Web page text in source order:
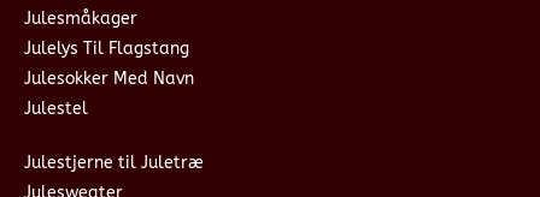
Julesmåkager
Julelys Til Flagstang
Julesokker Med Navn
Julestel
Julestjerne til Juletræ
Julesweater